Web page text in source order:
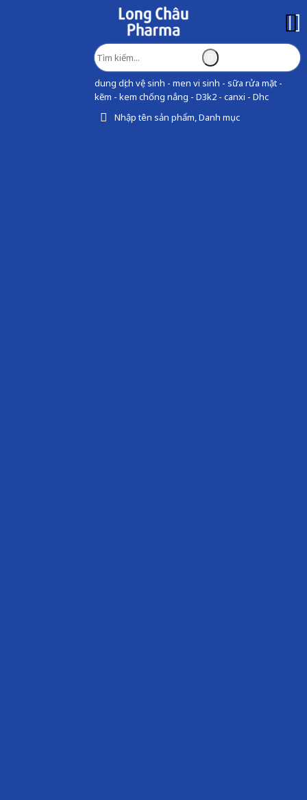
dung dịch vệ sinh - men vi sinh - sữa rửa mặt -
kẽm - kem chống nắng - D3k2 - canxi - Dhc
Nhập tên sản phẩm, Danh mục